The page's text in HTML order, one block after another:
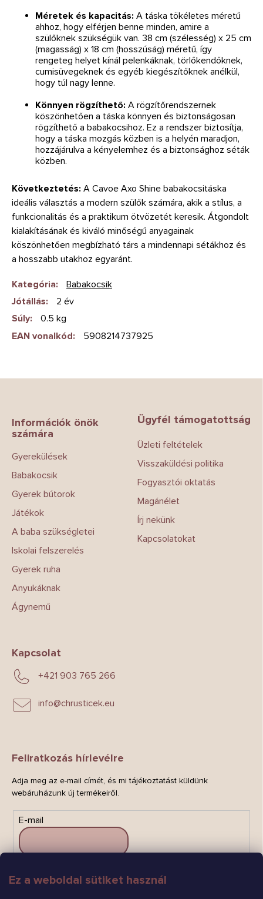
Ez a weboldal sütiket használ
Méretek és kapacitás: A táska tökéletes méretű
ahhoz, hogy elférjen benne minden, amire a
szülőknek szükségük van. 38 cm (szélesség) x 25 cm
(magasság) x 18 cm (hosszúság) méretű, így
rengeteg helyet kínál pelenkáknak, törlőkendőknek,
cumisüvegeknek és egyéb kiegészítőknek anélkül,
hogy túl nagy lenne.
Könnyen rögzíthető: A rögzítőrendszernek
köszönhetően a táska könnyen és biztonságosan
rögzíthető a babakocsihoz. Ez a rendszer biztosítja,
hogy a táska mozgás közben is a helyén maradjon,
hozzájárulva a kényelemhez és a biztonsághoz séták
közben.
Következtetés: A Cavoe Axo Shine babakocsitáska
ideális választás a modern szülők számára, akik a stílus, a
funkcionalitás és a praktikum ötvözetét keresik. Átgondolt
kialakításának és kiváló minőségű anyagainak
köszönhetően megbízható társ a mindennapi sétákhoz és
a hosszabb utakhoz egyaránt.
Kategória:
Babakocsik
Jótállás:
2 év
Súly:
0.5 kg
EAN vonalkód: 5908214737925
Információk önök
számára
Gyerekülések
Babakocsik
Gyerek bútorok
Játékok
A baba szükségletei
Iskolai felszerelés
Gyerek ruha
Anyukáknak
Ágynemű
Ügyfél támogatottság
Üzleti feltételek
Visszaküldési politika
Fogyasztói oktatás
Magánélet
Írj nekünk
Kapcsolatokat
Kapcsolat
info@chrusticek.eu
+421 903 765 266
Feliratkozás hírlevélre
Adja meg az e-mail címét, és mi tájékoztatást küldünk
webáruházunk új termékeiről.
E-mail
FELIRATKOZÁS